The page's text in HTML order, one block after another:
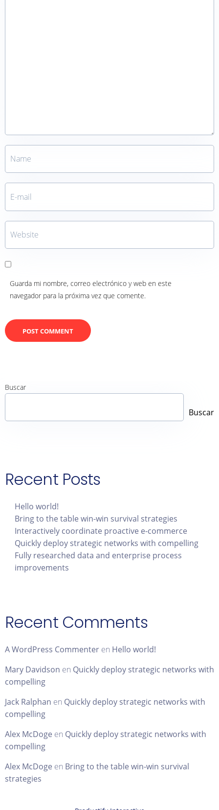
Guarda mi nombre, correo electrónico y web en este
navegador para la próxima vez que comente.
Buscar
Buscar
Recent Posts
Hello world!
Bring to the table win-win survival strategies
Interactively coordinate proactive e-commerce
Quickly deploy strategic networks with compelling
Fully researched data and enterprise process
improvements
Recent Comments
A WordPress Commenter en Hello world!
Mary Davidson en Quickly deploy strategic networks with
compelling
Jack Ralphan en Quickly deploy strategic networks with
compelling
Alex McDoge en Quickly deploy strategic networks with
compelling
Alex McDoge en Bring to the table win-win survival
strategies